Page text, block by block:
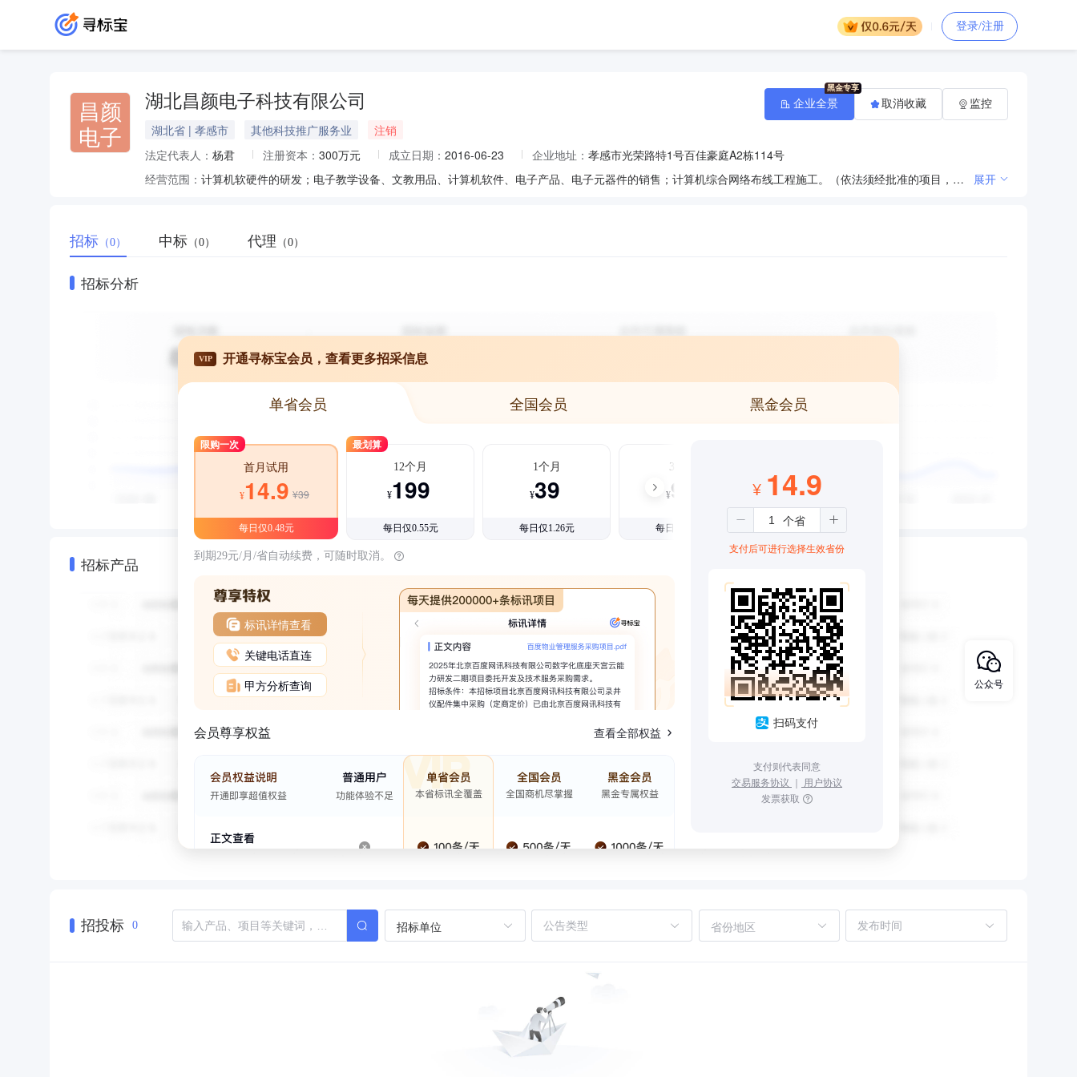
登录/注册
昌颜
电子
湖北昌颜电子科技有限公司
湖北省 | 孝感市 其他科技推广服务业
注销
法定代表人： 杨君 注册资本： 300万元 成立日期： 2016-06-23 企业地址： 孝感市光荣路特1号百佳豪庭A2栋114号
经营范围：
计算机软硬件的研发；电子教学设备、文教用品、计算机软件、电子产品、电子元器件的销售；计算机综合网络布线工程施工。（依法须经批准的项目，经相关部门批准后方可开展经营活动） 展开
企业全景 取消收藏 监控
招标 （0） 中标 （0） 代理 （0）
招标分析
招标产品
VIP 开通寻标宝会员，查看更多招采信息
单省会员 全国会员 黑金会员
限购一次
首月试用
¥14.9 ¥39
每日仅0.48元
最划算
12个月
¥199
每日仅0.55元
1个月
¥39
每日仅1.26元
3个月
¥99
每日仅1.08元
到期29元/月/省自动续费，可随时取消。
标讯详情查看
关键电话直连
甲方分析查询
会员尊享权益 查看全部权益
¥ 14.9
支付后可进行选择生效省份
扫码支付
支付则代表同意
交易服务协议 ｜ 用户协议
发票获取
招投标 0 招标单位 省份地区
公众号